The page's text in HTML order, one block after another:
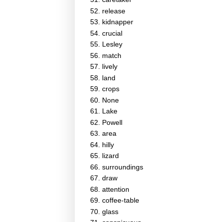
release
kidnapper
crucial
Lesley
match
lively
land
crops
None
Lake
Powell
area
hilly
lizard
surroundings
draw
attention
coffee-table
glass